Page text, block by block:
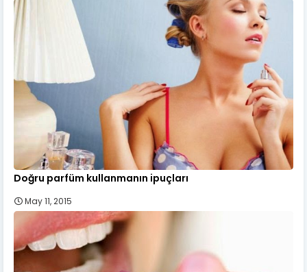
Doğru parfüm kullanmanın ipuçları
May 11, 2015